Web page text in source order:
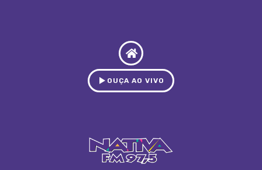
OUÇA AO VIVO